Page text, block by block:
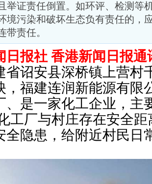
举证责任倒置。如环评、检测等
境污染和破坏生态负有责任的，
带责任。
日报社 香港新闻日报通
省诏安县深桥镇上营村
，福建连润新能源有限
、是一家化工企业，主
工厂与村庄存在安全
全隐患，给附近村民日